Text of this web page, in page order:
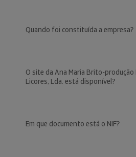
Quando foi constituída a empresa?
O site da Ana Maria Brito-produção
Licores, Lda. está disponível?
Em que documento está o NIF?